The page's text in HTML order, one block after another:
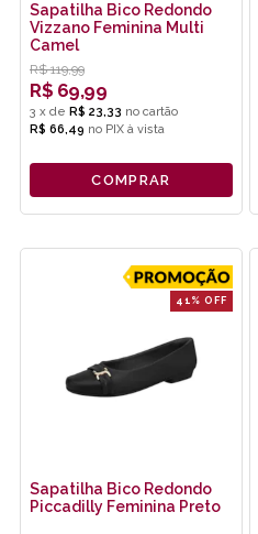
Sapatilha Bico Redondo
Vizzano Feminina Multi
Camel
R$ 119,99
R$ 69,99
3 x de R$ 23,33
R$ 66,49 no PIX
COMPRAR
41% OFF
Sapatilha Bico Redondo
Piccadilly Feminina Preto